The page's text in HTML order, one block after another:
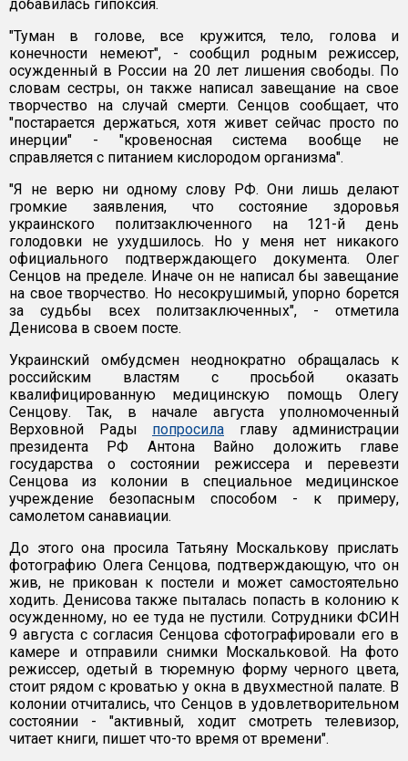
добавилась гипоксия.
"Туман в голове, все кружится, тело, голова и
конечности немеют", - сообщил родным режиссер,
осужденный в России на 20 лет лишения свободы. По
словам сестры, он также написал завещание на свое
творчество на случай смерти. Сенцов сообщает, что
"постарается держаться, хотя живет сейчас просто по
инерции" - "кровеносная система вообще не
справляется с питанием кислородом организма".
"Я не верю ни одному слову РФ. Они лишь делают
громкие заявления, что состояние здоровья
украинского политзаключенного на 121-й день
голодовки не ухудшилось. Но у меня нет никакого
официального подтверждающего документа. Олег
Сенцов на пределе. Иначе он не написал бы завещание
на свое творчество. Но несокрушимый, упорно борется
за судьбы всех политзаключенных", - отметила
Денисова в своем посте.
Украинский омбудсмен неоднократно обращалась к
российским властям с просьбой оказать
квалифицированную медицинскую помощь Олегу
Сенцову. Так, в начале августа уполномоченный
Верховной Рады попросила главу администрации
президента РФ Антона Вайно доложить главе
государства о состоянии режиссера и перевезти
Сенцова из колонии в специальное медицинское
учреждение безопасным способом - к примеру,
самолетом санавиации.
До этого она просила Татьяну Москалькову прислать
фотографию Олега Сенцова, подтверждающую, что он
жив, не прикован к постели и может самостоятельно
ходить. Денисова также пыталась попасть в колонию к
осужденному, но ее туда не пустили. Сотрудники ФСИН
9 августа с согласия Сенцова сфотографировали его в
камере и отправили снимки Москальковой. На фото
режиссер, одетый в тюремную форму черного цвета,
стоит рядом с кроватью у окна в двухместной палате. В
колонии отчитались, что Сенцов в удовлетворительном
состоянии - "активный, ходит смотреть телевизор,
читает книги, пишет что-то время от времени".